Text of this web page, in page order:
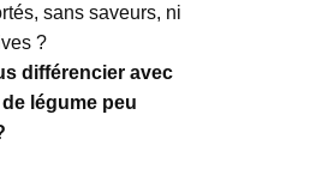
sans saveurs, ni
?
différencier avec
légume peu